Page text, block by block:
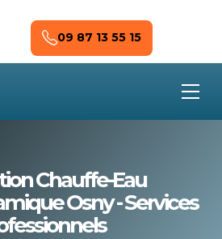
09 87 13 55 15
Chauffe-Eau
Osny - Services